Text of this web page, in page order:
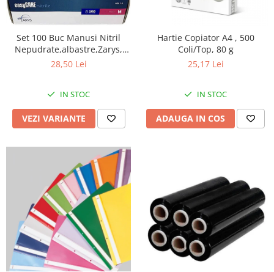
Perforatoare
Suporturi pentru accesorii
Suporturi pentru documente
Tavite pentru Documente
Europubele
Hartie igienica
Lavete
Odorizante
Produse din hartie
Prosoape din hartie
Saci menajeri
Sapunuri si dezinfectanti
Set 100 Buc Manusi Nitril
Nepudrate,albastre,Zarys,
easyCARE
28,50 Lei
IN STOC
VEZI VARIANTE
Hartie Copiator A4 , 500
Coli/Top, 80 g
25,17 Lei
IN STOC
ADAUGA IN COS